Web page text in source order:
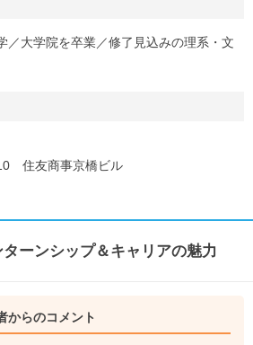
／大学院を卒業／修了見込みの理系・文
住友商事京橋ビル
ーンシップ＆キャリアの魅力
からのコメント